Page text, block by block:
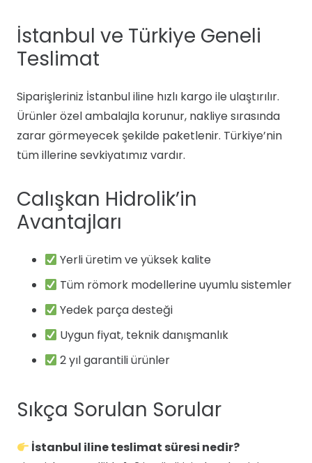
İstanbul ve Türkiye Geneli
Teslimat
Siparişleriniz İstanbul iline hızlı kargo ile ulaştırılır.
Ürünler özel ambalajla korunur, nakliye sırasında
zarar görmeyecek şekilde paketlenir. Türkiye’nin
tüm illerine sevkiyatımız vardır.
Calışkan Hidrolik’in
Avantajları
Yerli üretim ve yüksek kalite
Tüm römork modellerine uyumlu sistemler
Yedek parça desteği
Uygun fiyat, teknik danışmanlık
2 yıl garantili ürünler
Sıkça Sorulan Sorular
İstanbul iline teslimat süresi nedir?